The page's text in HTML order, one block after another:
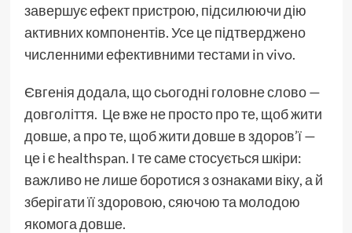
завершує ефект пристрою, підсилюючи дію
активних компонентів. Усе це підтверджено
численними ефективними тестами in vivo.
Євгенія додала, що сьогодні головне слово —
довголіття. Це вже не просто про те, щоб жити
довше, а про те, щоб жити довше в здоров’ї —
це і є healthspan. І те саме стосується шкіри:
важливо не лише боротися з ознаками віку, а й
зберігати її здоровою, сяючою та молодою
якомога довше.